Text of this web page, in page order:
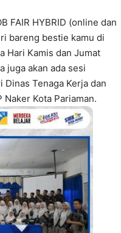
FAIR HYBRID (online dan
bareng bestie kamu di
Hari Kamis dan Jumat
juga akan ada sesi
Tenaga Kerja dan
Kota Pariaman.